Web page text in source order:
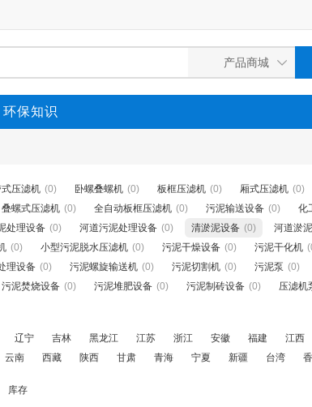
环保知识
压滤机 (0) 卧螺叠螺机 (0) 板框压滤机 (0) 厢式压滤机 (0)
叠螺式压滤机 (0) 全自动板框压滤机 (0) 污泥输送设备 (0) 化
处理设备 (0) 河道污泥处理设备 (0) 清淤泥设备 (0) 河道淤
(0) 小型污泥脱水压滤机 (0) 污泥干燥设备 (0) 污泥干化机
理设备 (0) 污泥螺旋输送机 (0) 污泥切割机 (0) 污泥泵 (0)
污泥焚烧设备 (0) 污泥堆肥设备 (0) 污泥制砖设备 (0) 压滤机
辽宁 吉林 黑龙江 江苏 浙江 安徽 福建 江西
云南 西藏 陕西 甘肃 青海 宁夏 新疆 台湾
库存